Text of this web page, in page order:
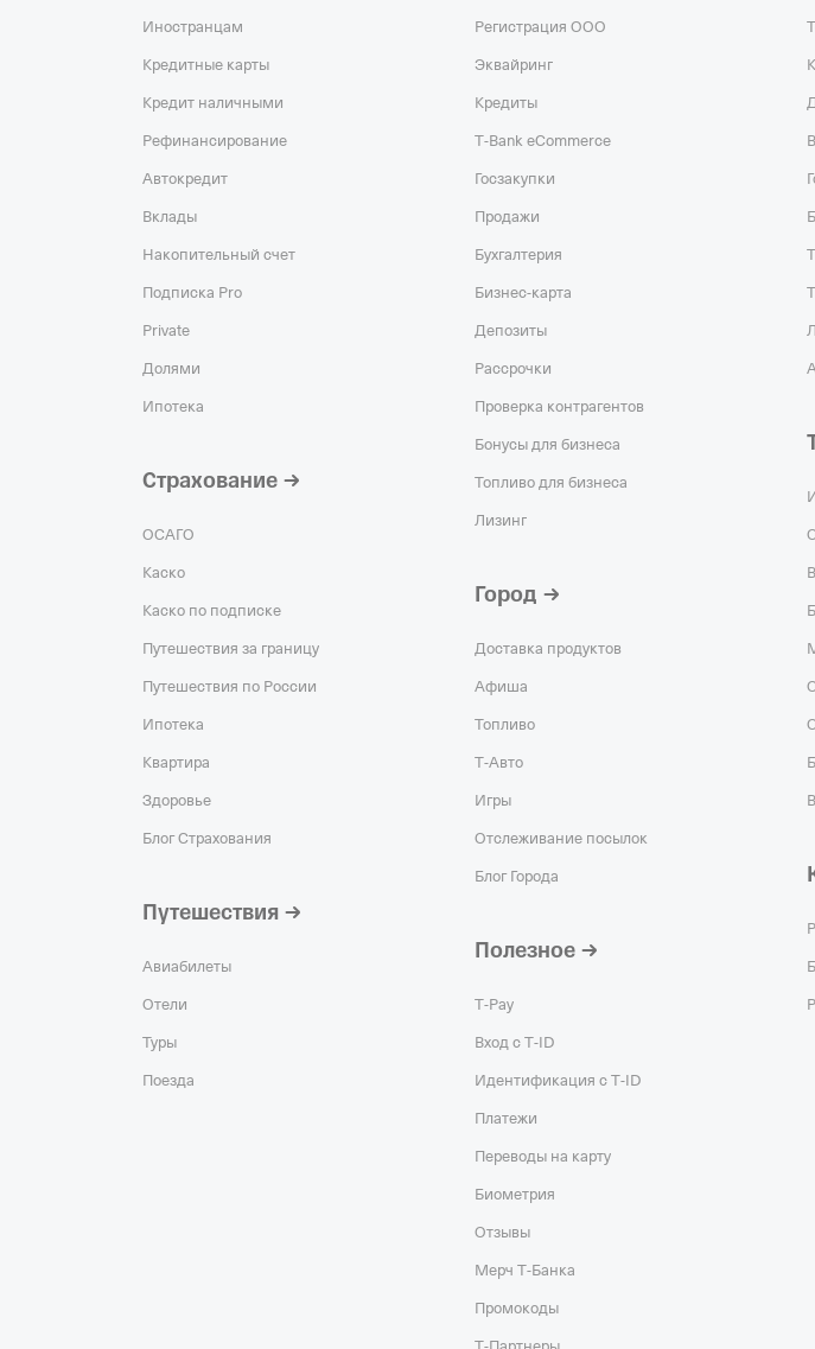
Иностранцам
Кредитные карты
Кредит наличными
Рефинансирование
Автокредит
Вклады
Накопительный счет
Подписка Pro
Private
Долями
Ипотека
Страхование
ОСАГО
Каско
Каско по подписке
Путешествия за границу
Путешествия по России
Ипотека
Квартира
Здоровье
Блог Страхования
Путешествия
Авиабилеты
Отели
Туры
Поезда
Регистрация ООО
Эквайринг
Кредиты
T‑Bank eCommerce
Госзакупки
Продажи
Бухгалтерия
Бизнес-карта
Депозиты
Рассрочки
Проверка контрагентов
Бонусы для бизнеса
Топливо для бизнеса
Лизинг
Город
Доставка продуктов
Афиша
Топливо
Т‑Авто
Игры
Отслеживание посылок
Блог Города
Полезное
Т‑Pay
Вход с Т‑ID
Идентификация с T‑ID
Платежи
Переводы на карту
Биометрия
Отзывы
Мерч Т‑Банка
Промокоды